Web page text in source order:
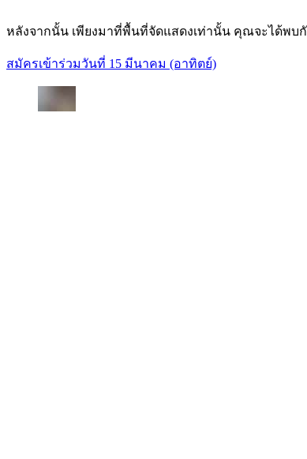
หลังจากนั้น เพียงมาที่พื้นที่จัดแสดงเท่านั้น คุณจะได้พบ
สมัครเข้าร่วมวันที่ 15 มีนาคม (อาทิตย์)